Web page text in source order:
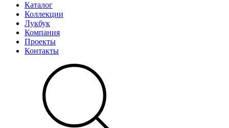
Каталог
Коллекции
Лукбук
Компания
Проекты
Контакты